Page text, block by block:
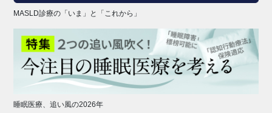
MASLD診療の「いま」と「これから」
睡眠医療、追い風の2026年